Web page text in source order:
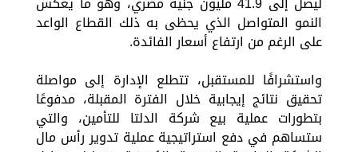
النمو المتواصل الذي يحظى به ذلك القطاع الواعد
على الرغم من ارتفاع أسعار الفائدة.
واستشرافًا للمستقبل، تتطلع الإدارة إلى مواصلة
تحقيق نتائج إيجابية خلال الفترة المقبلة، مدفوعًا
بتطورات عملية بيع شركة الدلتا للتأمين، والتي
ستساهم في دفع استراتيجية عملية تدوير رأس مال